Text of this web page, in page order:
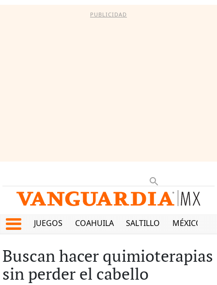
PUBLICIDAD
JUEGOS COAHUILA SALTILLO MÉXICO
Buscan hacer quimioterapias
sin perder el cabello